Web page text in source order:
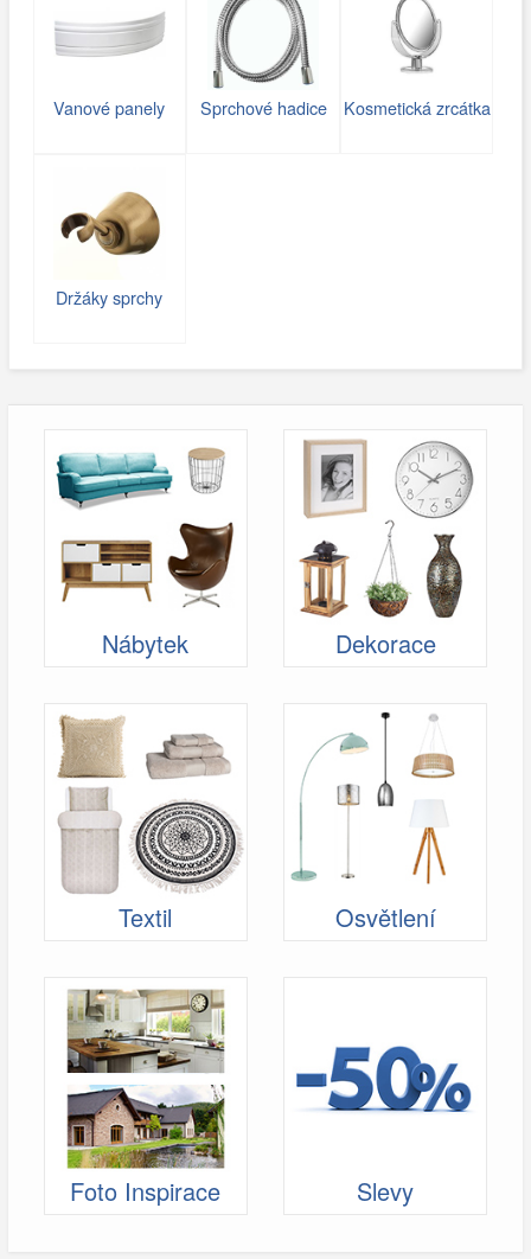
Vanové panely Sprchové hadice Kosmetická zrcátka
Držáky sprchy
Nábytek Dekorace
Textil Osvětlení
Foto Inspirace Slevy